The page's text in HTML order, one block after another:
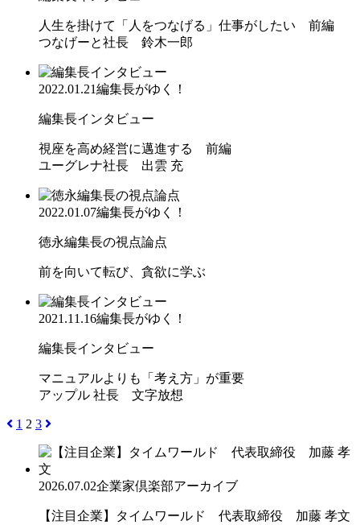
人生を掛けて「人をつなげる」仕事がしたい 前編
つなげーと社長 鈴木一郎
2022.01.21編集長がゆく！
編集長インタビュー
視座を高め経営に邁進する 前編
ユーグレナ社長 出雲 充
2022.01.07編集長がゆく！
徳永編集長の視点論点
前を向いて転び、貪欲に学ぶ
2021.11.16編集長がゆく！
編集長インタビュー
マニュアルよりも「考え方」が重要
アップル 社長 文字放想
1 2 3
2026.07.02企業家倶楽部アーカイブ
【注目企業】タイムワールド 代表取締役 加藤 孝文